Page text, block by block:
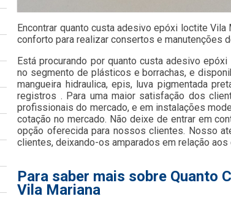
Encontrar quanto custa adesivo epóxi loctite
conforto para realizar consertos e manutenções
Está procurando por quanto custa adesivo
no segmento de plásticos e borrachas, e
mangueira hidraulica, epis, luva pigmentada
registros . Para uma maior satisfação dos
profissionais do mercado, e em instalações
cotação no mercado. Não deixe de entrar em
opção oferecida para nossos clientes. Nosso
clientes, deixando-os amparados em relação
Para saber mais sobre Quanto
Vila Mariana